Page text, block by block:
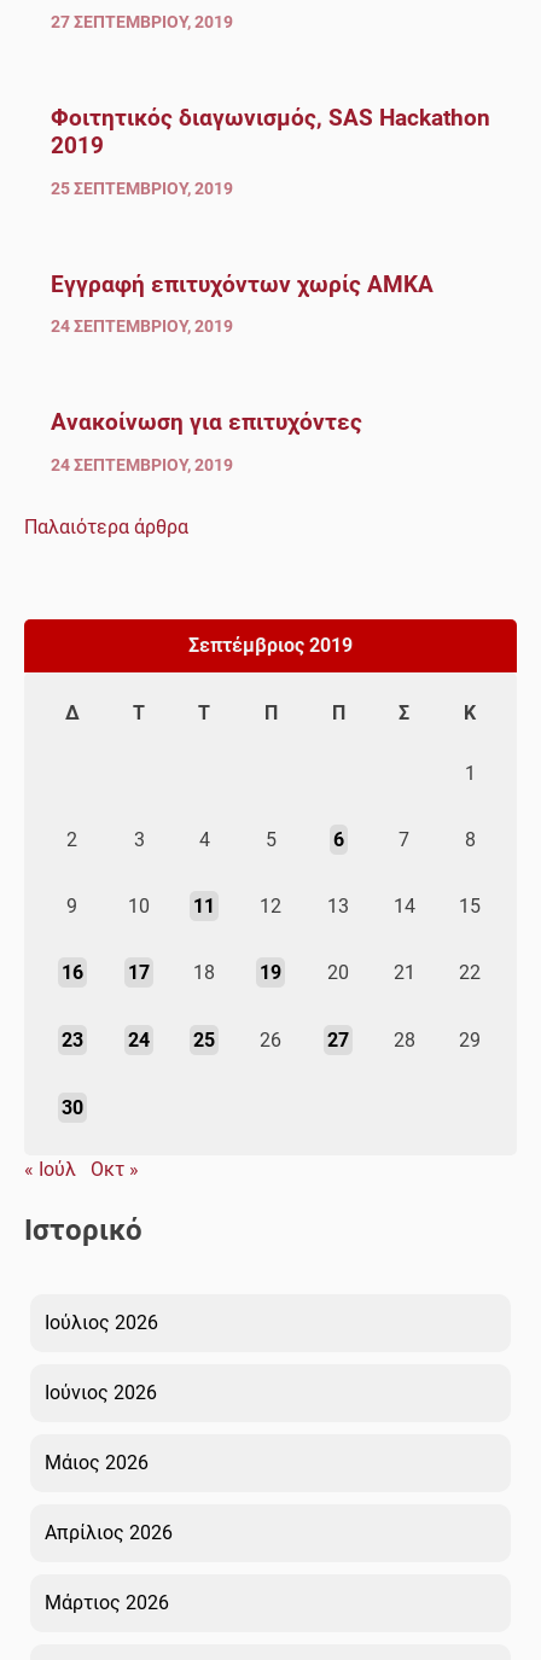
27 ΣΕΠΤΕΜΒΡΊΟΥ, 2019
Φοιτητικός διαγωνισμός, SAS Hackathon
2019
25 ΣΕΠΤΕΜΒΡΊΟΥ, 2019
Εγγραφή επιτυχόντων χωρίς ΑΜΚΑ
24 ΣΕΠΤΕΜΒΡΊΟΥ, 2019
Ανακοίνωση για επιτυχόντες
24 ΣΕΠΤΕΜΒΡΊΟΥ, 2019
Πλοήγηση
Παλαιότερα άρθρα
Σεπτέμβριος 2019
Δ Τ Τ Π Π Σ Κ
1
2 3 4 5 6 7 8
9 10 11 12 13 14 15
16 17 18 19 20 21 22
23 24 25 26 27 28 29
30
« Ιούλ Οκτ »
Ιστορικό
Ιούλιος 2026
Ιούνιος 2026
Μάιος 2026
Απρίλιος 2026
Μάρτιος 2026